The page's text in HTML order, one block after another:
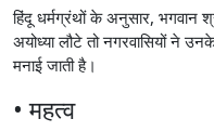
हिंदू धर्मग्रंथों के अनुसार, भगवान
अयोध्या लौटे तो नगरवासियों ने
मनाई जाती है।
• महत्व